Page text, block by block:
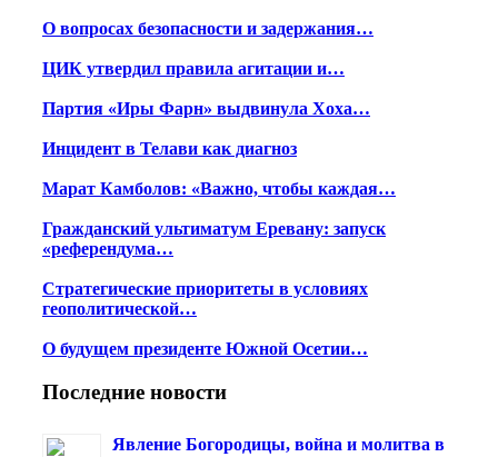
О вопросах безопасности и задержания…
ЦИК утвердил правила агитации и…
Партия «Иры Фарн» выдвинула Хоха…
Инцидент в Телави как диагноз
Марат Камболов: «Важно, чтобы каждая…
Гражданский ультиматум Еревану: запуск
«референдума…
Стратегические приоритеты в условиях
геополитической…
О будущем президенте Южной Осетии…
Последние новости
Явление Богородицы, война и молитва в